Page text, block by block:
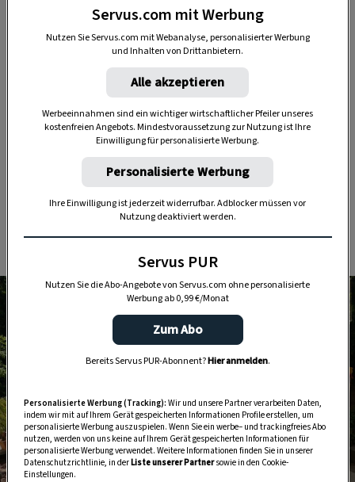
„Servus Garten“ auf WhatsApp
Nutzen Sie WhatsApp auf Ihrem Handy und lieben es, auf
dem Balkon, der Terrasse oder im Garten zu werkeln? In
unserem kostenlosen WhatsApp-Kanal finden Sie täglich
Zimmerpflanzen.
HIER MEHR ERFAHREN
Servus.com mit Werbung
Nutzen Sie Servus.com mit Webanalyse, personalisierter Werbung
und Inhalten von Drittanbietern.
Alle akzeptieren
Werbeeinnahmen sind ein wichtiger wirtschaftlicher Pfeiler unseres
kostenfreien Angebots. Mindestvoraussetzung zur Nutzung ist Ihre
Einwilligung für personalisierte Werbung.
Personalisierte Werbung
Ihre Einwilligung ist jederzeit widerrufbar. Adblocker müssen vor
Nutzung deaktiviert werden.
Servus PUR
Nutzen Sie die Abo-Angebote von Servus.com ohne personalisierte
Werbung ab 0,99 €/Monat
Zum Abo
Bereits Servus PUR-Abonnent?Hier anmelden.
Personalisierte Werbung (Tracking): Wir und unsere Partner verarbeiten Daten,
indem wir mit auf Ihrem Gerät gespeicherten Informationen Profile erstellen, um
personalisierte Werbung auszuspielen. Wenn Sie ein werbe– und trackingfreies Abo
nutzen, werden von uns keine auf Ihrem Gerät gespeicherten Informationen für
personalisierte Werbung verwendet. Weitere Informationen finden Sie in unserer
Datenschutzrichtlinie, in derListe unserer Partnersowie in den Cookie-
Einstellungen.